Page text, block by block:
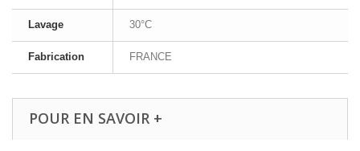
Lavage 30°C
Fabrication FRANCE
POUR EN SAVOIR +